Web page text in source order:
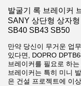
발굴기 록 브레이커
SANY 상단형 상자
SB40 SB43 SB50
만약 당신이 무거운 업
있다면, DOPRO
브레이커를 필요로 하
브레이커는 특히 미니
은 건설 프로젝트에 이